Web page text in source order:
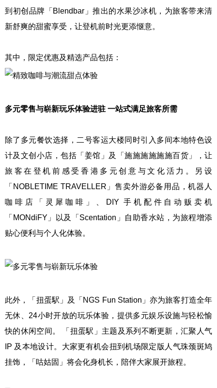
到初创品牌「Blendbar」推出的水果沙冰机，为旅客带来清
新舒爽的甜蜜享受，让登机前时光更添惬意。
其中，限定优惠及精选产品包括：
多元零售与崭新玩乐体验进驻 一站式满足旅客所需
除了多元餐饮选择，二号客运大楼同时引入多间本地特色设
计及文创小店，包括「姜馆」及「施施施施施施百货」，让
旅客在登机前感受香港多元创意与文化活力。另设
「NOBLETIME TRAVELLER」售卖外游必备用品，机器人
咖啡店「灵犀咖啡」、DIY 手机配件自动贩卖机
「MONdiFY」以及「Scentation」自助香水站，为旅程增添
贴心便利与个人化体验。
此外，「扭蛋駅」及「NGS Fun Station」亦为旅客打造全年
无休、24小时开放的玩乐体验，提供多元娱乐设施与轻松愉
快的休闲空间。 「扭蛋駅」主题及系列不断更新，汇聚人气
IP 及本地设计。大家更有机会扭到机场限定版人气珠颈斑鸠
挂饰，「咕姑固」将会化身机长，陪伴大家展开旅程。